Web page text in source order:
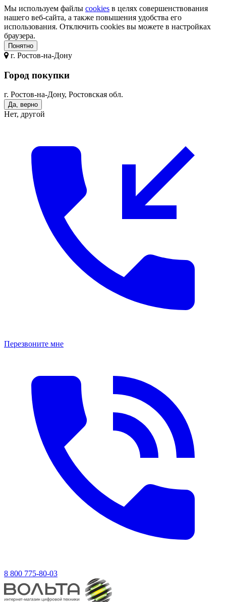
Мы используем файлы cookies в целях совершенствования
нашего веб-сайта, а также повышения удобства его
использования. Отключить cookies вы можете в настройках
браузера.
Понятно
г. Ростов-на-Дону
Город покупки
г. Ростов-на-Дону, Ростовская обл.
Да, верно
Нет, другой
Перезвоните мне
8 800 775-80-03